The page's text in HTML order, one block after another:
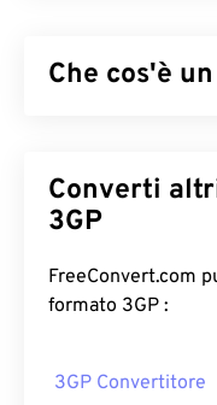
Che cos'è
(3G), ovvero uno
la telefonia
telefoni cellulari
velocità.
Converti
3GP
FreeConvert.com
formato 3GP :
3GP Convertitore